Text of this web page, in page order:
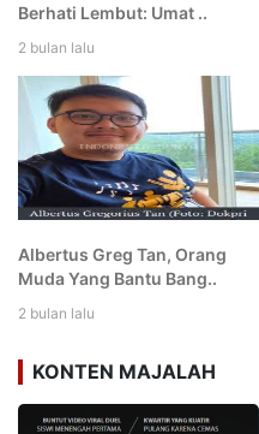
Berhati Lembut: Umat ..
2 bulan lalu
Albertus Greg Tan, Orang
Muda Yang Bantu Bang..
2 bulan lalu
KONTEN MAJALAH